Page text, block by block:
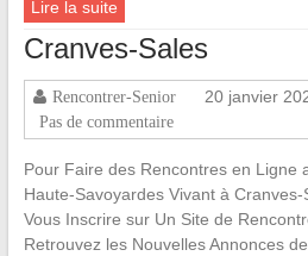
Lire la suite
Cranves-Sales
Rencontrer-Senior 20 janvier
Pas de commentaire
Pour Faire des Rencontres en Ligne
Haute-Savoyardes Vivant à
Vous Inscrire sur Un Site de
Retrouvez les Nouvelles Annonces